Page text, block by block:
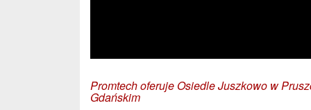
Promtech oferuje Osiedle Juszkowo w
Gdańskim